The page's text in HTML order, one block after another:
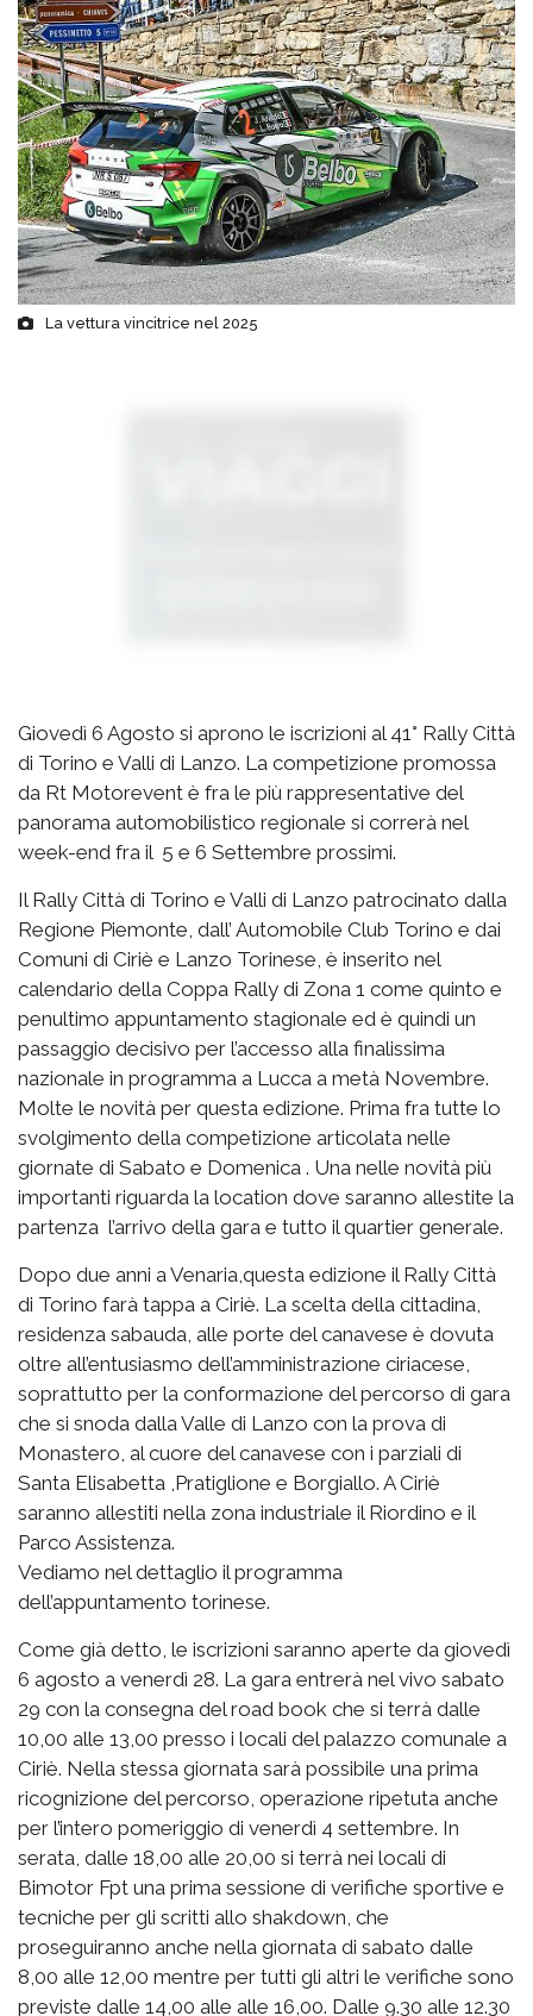
La vettura vincitrice nel 2025
Giovedì 6 Agosto si aprono le iscrizioni al 41° Rally Città
di Torino e Valli di Lanzo. La competizione promossa
da Rt Motorevent è fra le più rappresentative del
panorama automobilistico regionale si correrà nel
week-end fra il 5 e 6 Settembre prossimi.
Il Rally Città di Torino e Valli di Lanzo patrocinato dalla
Regione Piemonte, dall’ Automobile Club Torino e dai
Comuni di Ciriè e Lanzo Torinese, è inserito nel
calendario della Coppa Rally di Zona 1 come quinto e
penultimo appuntamento stagionale ed è quindi un
passaggio decisivo per l’accesso alla finalissima
nazionale in programma a Lucca a metà Novembre.
Molte le novità per questa edizione. Prima fra tutte lo
svolgimento della competizione articolata nelle
giornate di Sabato e Domenica . Una nelle novità più
importanti riguarda la location dove saranno allestite la
partenza l’arrivo della gara e tutto il quartier generale.
Dopo due anni a Venaria,questa edizione il Rally Città
di Torino farà tappa a Ciriè. La scelta della cittadina,
residenza sabauda, alle porte del canavese è dovuta
oltre all’entusiasmo dell’amministrazione ciriacese,
soprattutto per la conformazione del percorso di gara
che si snoda dalla Valle di Lanzo con la prova di
Monastero, al cuore del canavese con i parziali di
Santa Elisabetta ,Pratiglione e Borgiallo. A Ciriè
saranno allestiti nella zona industriale il Riordino e il
Parco Assistenza.
Vediamo nel dettaglio il programma
dell’appuntamento torinese.
Come già detto, le iscrizioni saranno aperte da giovedì
6 agosto a venerdì 28. La gara entrerà nel vivo sabato
29 con la consegna del road book che si terrà dalle
10,00 alle 13,00 presso i locali del palazzo comunale a
Ciriè. Nella stessa giornata sarà possibile una prima
ricognizione del percorso, operazione ripetuta anche
per l’intero pomeriggio di venerdì 4 settembre. In
serata, dalle 18,00 alle 20,00 si terrà nei locali di
Bimotor Fpt una prima sessione di verifiche sportive e
tecniche per gli scritti allo shakdown, che
proseguiranno anche nella giornata di sabato dalle
8,00 alle 12,00 mentre per tutti gli altri le verifiche sono
previste dalle 14,00 alle alle 16,00. Dalle 9.30 alle 12.30